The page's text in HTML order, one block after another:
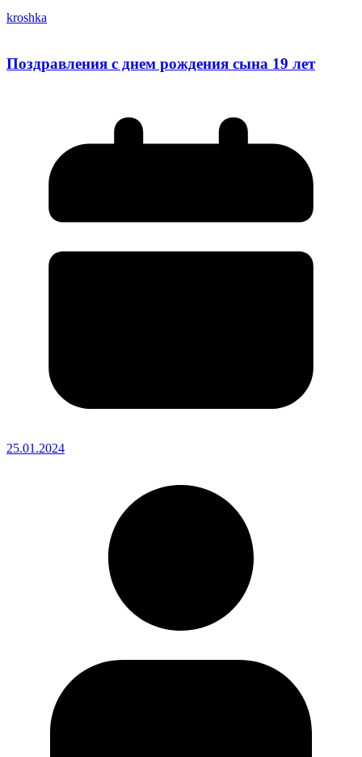
kroshka
Поздравления с днем рождения сына 19 лет
25.01.2024